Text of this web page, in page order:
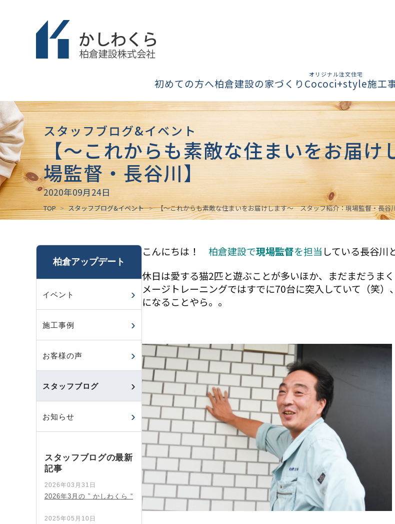
初めての方へ柏倉建設の家づくり
オリジナル注文住宅
Cococi+style施工
スタッフブログ&イベント
【〜これからも素敵な住まいをお届
場監督・長谷川】
2020年09月24日
TOP スタッフブログ&イベント 【〜これからも素敵な住まいをお届けします〜 スタッフ紹介：現場監督・長谷
こんにちは！ 柏倉建設で現場監督を担当 している長谷川
休日は愛する猫2匹と遊ぶことが多いほか、まだまだうま
メージトレーニングではすでに70台に突入していて（笑
になることやら。。
柏倉アップデート
イベント
施工事例
お客様の声
スタッフブログ
お知らせ
スタッフブログの最新
記事
2026年03月31日
2026年3月の ” かしわくら “
2025年05月10日